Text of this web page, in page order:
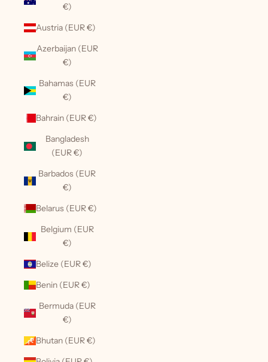
€)
Austria (EUR €)
Azerbaijan (EUR
€)
Bahamas (EUR
€)
Bahrain (EUR €)
Bangladesh
(EUR €)
Barbados (EUR
€)
Belarus (EUR €)
Belgium (EUR
€)
Belize (EUR €)
Benin (EUR €)
Bermuda (EUR
€)
Bhutan (EUR €)